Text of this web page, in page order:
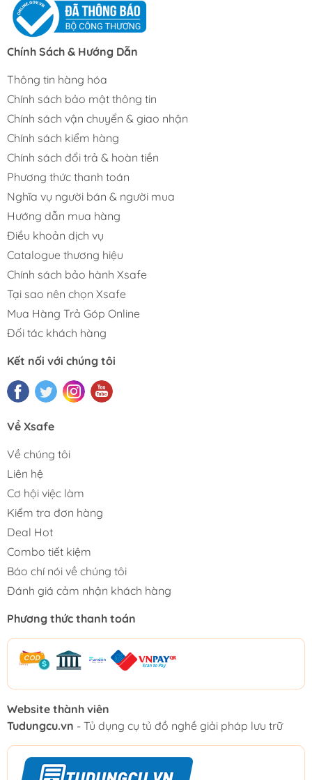
Chính Sách & Hướng Dẫn
Thông tin hàng hóa
Chính sách bảo mật thông tin
Chính sách vận chuyển & giao nhận
Chính sách kiểm hàng
Chính sách đổi trả & hoàn tiền
Phương thức thanh toán
Nghĩa vụ người bán & người mua
Hướng dẫn mua hàng
Điều khoản dịch vụ
Catalogue thương hiệu
Chính sách bảo hành Xsafe
Tại sao nên chọn Xsafe
Mua Hàng Trả Góp Online
Đối tác khách hàng
Kết nối với chúng tôi
Về Xsafe
Về chúng tôi
Liên hệ
Cơ hội việc làm
Kiểm tra đơn hàng
Deal Hot
Combo tiết kiệm
Báo chí nói về chúng tôi
Đánh giá cảm nhận khách hàng
Phương thức thanh toán
Website thành viên
Tudungcu.vn - Tủ dụng cụ tủ đồ nghề giải pháp lưu trữ